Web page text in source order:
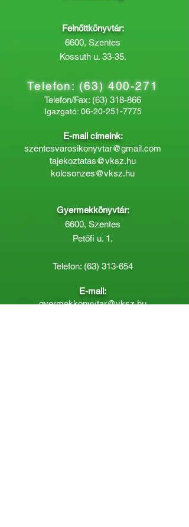
Felnőttkönyvtár:
6600, Szentes
Kossuth u. 33-35.
Telefon:(63) 400-271
Telefon/Fax: (63) 318-866
Igazgató: 06-20-251-7775
E-mail címeink:
szentesvarosikonyvtar@gmail.com
tajekoztatas@vksz.hu
kolcsonzes@vksz.hu
Gyermekkönyvtár:
6600, Szentes
Petőfi u. 1.
Telefon: (63) 313-654
E-mail:
gyermekkonyvtar@vksz.hu